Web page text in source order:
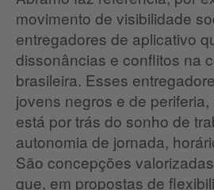
movimento de visibilidade
entregadores de aplicativo
dissonâncias e conflitos na
brasileira. Esses
jovens negros e de
está por trás do sonho de
autonomia de jornada,
São concepções
que, em propostas de